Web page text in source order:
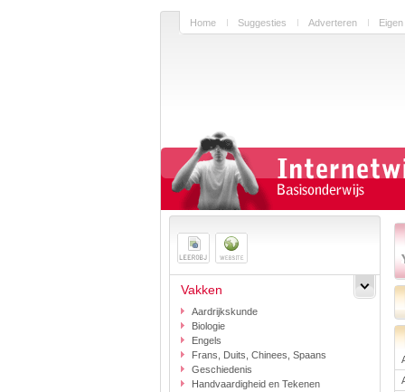
Home Suggesties Adverteren
Vakken
Aardrijkskunde
Biologie
Engels
Frans, Duits, Chinees, Spaans
Geschiedenis
Handvaardigheid en Tekenen